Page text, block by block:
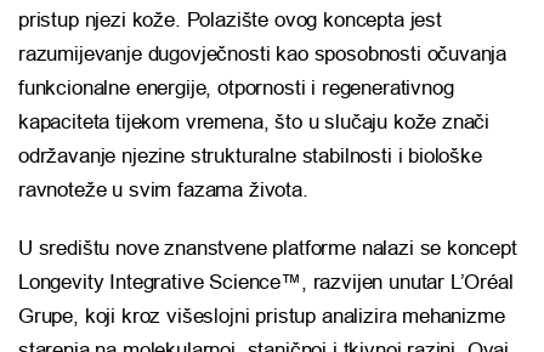
pristup njezi kože. Polazište ovog koncepta jest
razumijevanje dugovječnosti kao sposobnosti očuvanja
funkcionalne energije, otpornosti i regenerativnog
kapaciteta tijekom vremena, što u slučaju kože znači
održavanje njezine strukturalne stabilnosti i biološke
ravnoteže u svim fazama života.
U središtu nove znanstvene platforme nalazi se koncept
Longevity Integrative Science™, razvijen unutar L’Oréal
Grupe, koji kroz višeslojni pristup analizira mehanizme